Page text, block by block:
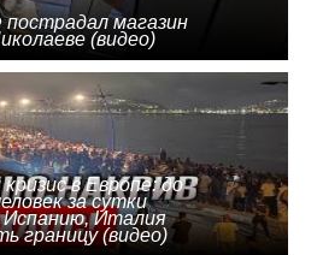
магазин
(видео)
в Европе: до
за сутки
Испанию, Италия
границу (видео)